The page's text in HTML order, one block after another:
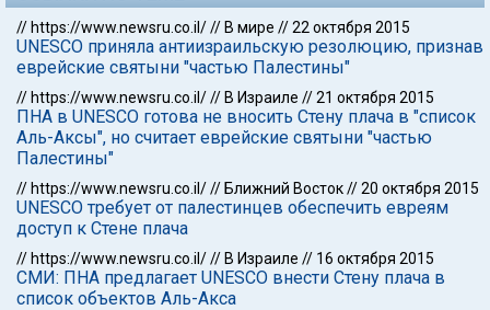
// https://www.newsru.co.il/// В мире //22 октября 2015
UNESCO приняла антиизраильскую резолюцию, признав
еврейские святыни "частью Палестины"
// https://www.newsru.co.il/// В Израиле //21 октября 2015
ПНА в UNESCO готова не вносить Стену плача в "список
Аль-Аксы", но считает еврейские святыни "частью
Палестины"
// https://www.newsru.co.il/// Ближний Восток//20 октября 2015
UNESCO требует от палестинцев обеспечить евреям
доступ к Стене плача
// https://www.newsru.co.il/// В Израиле // 16 октября 2015
СМИ: ПНА предлагает UNESCO внести Стену плача в
список объектов Аль-Акса